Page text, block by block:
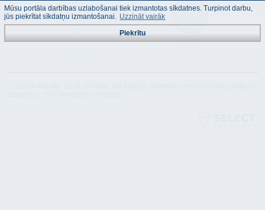
Tehniskais
Atbilstība
Mūsu portāla darbības uzlabošanai tiek izmantotas sīkdatnes. Turpinot darbu,
jūs piekrītat sīkdatņu izmantošanai. Uzzināt vairāk
Piekrītu